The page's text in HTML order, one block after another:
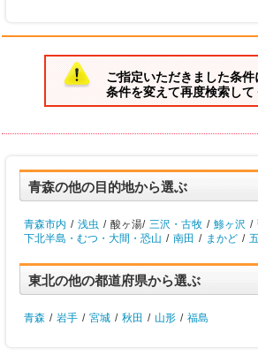
ご指定いただきました条件
条件を変えて再度検索して
青森の他の目的地から選ぶ
青森市内 / 浅虫 / 酸ヶ湯/ 三沢・古牧 / 鯵ヶ沢 /
下北半島・むつ・大間・恐山 / 南田 / まかど /
東北の他の都道府県から選ぶ
青森 / 岩手 / 宮城 / 秋田 / 山形 / 福島